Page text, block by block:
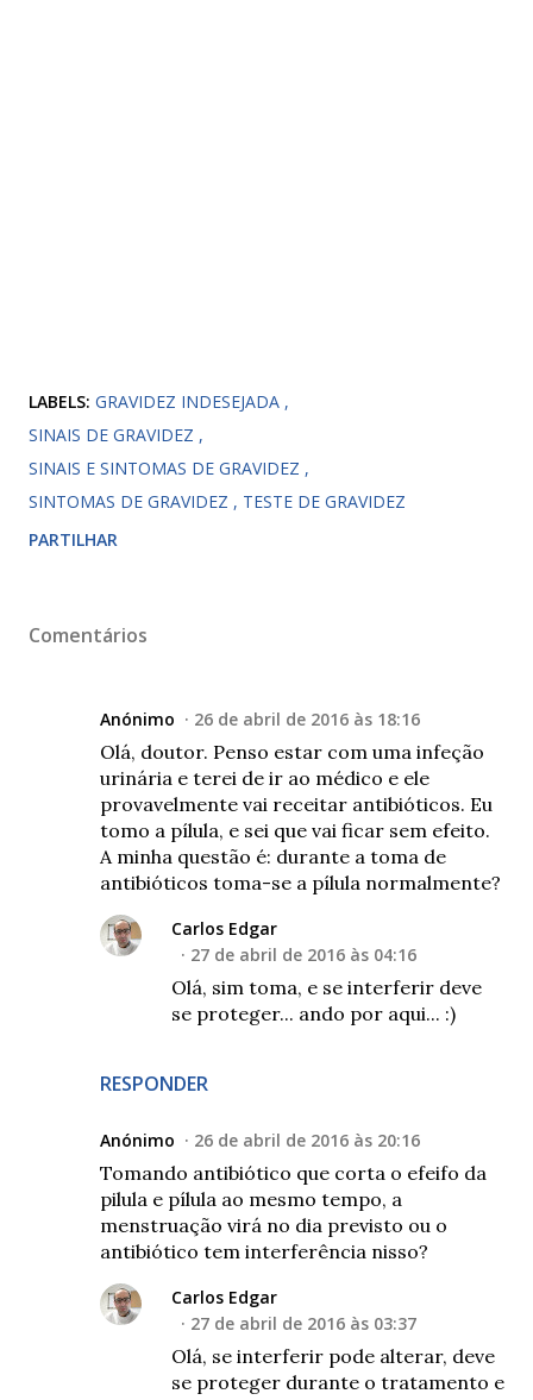
LABELS: GRAVIDEZ INDESEJADA
SINAIS DE GRAVIDEZ
SINAIS E SINTOMAS DE GRAVIDEZ
SINTOMAS DE GRAVIDEZ
TESTE DE GRAVIDEZ
PARTILHAR
Comentários
Anónimo 26 de abril de 2016 às 18:16
Olá, doutor. Penso estar com uma infeção
urinária e terei de ir ao médico e ele
provavelmente vai receitar antibióticos. Eu
tomo a pílula, e sei que vai ficar sem efeito.
A minha questão é: durante a toma de
antibióticos toma-se a pílula normalmente?
RESPONDER
Carlos Edgar
27 de abril de 2016 às 04:16
Olá, sim toma, e se interferir deve
se proteger... ando por aqui... :)
Anónimo 26 de abril de 2016 às 20:16
Tomando antibiótico que corta o efeifo da
pilula e pílula ao mesmo tempo, a
menstruação virá no dia previsto ou o
antibiótico tem interferência nisso?
Carlos Edgar
27 de abril de 2016 às 03:37
Olá, se interferir pode alterar, deve
se proteger durante o tratamento e